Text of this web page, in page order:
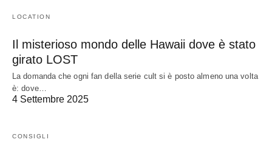
LOCATION
Il misterioso mondo delle Hawaii dove è stato
girato LOST
La domanda che ogni fan della serie cult si è posto almeno una volta
è: dove…
4 Settembre 2025
CONSIGLI